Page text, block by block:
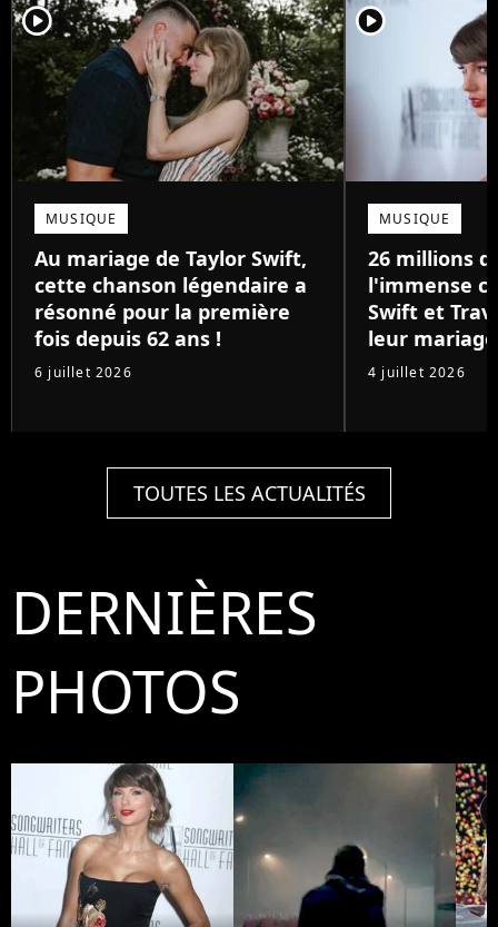
player2
MUSIQUE
Au mariage de Taylor Swift,
cette chanson légendaire a
résonné pour la première
fois depuis 62 ans !
6 juillet 2026
player2
MUSIQUE
26 millions
l'immense
Swift et
leur mariage
4 juillet 2026
TOUTES LES ACTUALITÉS
DERNIÈRES
PHOTOS